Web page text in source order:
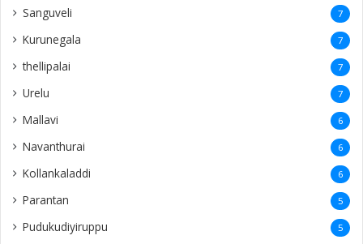
Sanguveli 7
Kurunegala 7
thellipalai 7
Urelu 7
Mallavi 6
Navanthurai 6
Kollankaladdi 6
Parantan 5
Pudukudiyiruppu 5